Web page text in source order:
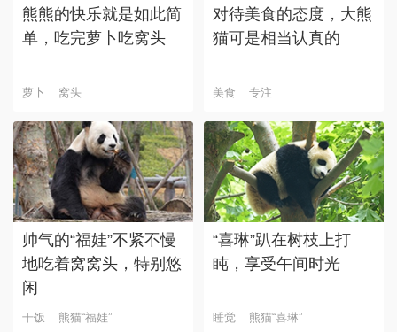
熊熊的快乐就是如此简
单，吃完萝卜吃窝头
萝卜 窝头
对待美食的态度，大熊
猫可是相当认真的
美食 专注
帅气的“福娃”不紧不慢
地吃着窝窝头，特别悠
闲
干饭 熊猫“福娃”
“喜琳”趴在树枝上打
盹，享受午间时光
睡觉 熊猫“喜琳”